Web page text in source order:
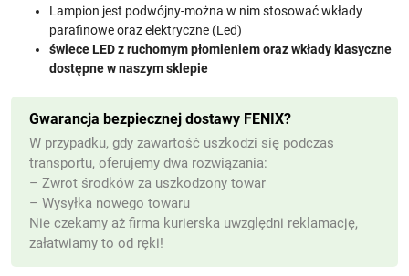
Lampion jest podwójny-można w nim stosować wkłady
parafinowe oraz elektryczne (Led)
świece LED z ruchomym płomieniem oraz wkłady klasyczne
dostępne w naszym sklepie
Gwarancja bezpiecznej dostawy FENIX?
W przypadku, gdy zawartość uszkodzi się podczas
transportu, oferujemy dwa rozwiązania:
– Zwrot środków za uszkodzony towar
– Wysyłka nowego towaru
Nie czekamy aż firma kurierska uwzględni reklamację,
załatwiamy to od ręki!